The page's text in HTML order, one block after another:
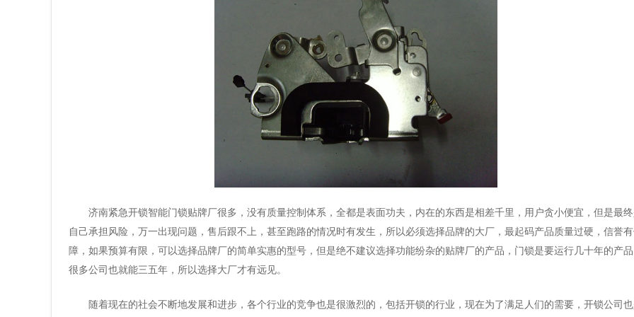
济南紧急开锁智能门锁贴牌厂很多，没有质量控制体系，全都是表面功夫，内在的东西是相差千里，用户贪小便宜，但是最
自己承担风险，万一出现问题，售后跟不上，甚至跑路的情况时有发生，所以必须选择品牌的大厂，最起码产品质量过硬，信誉
障，如果预算有限，可以选择品牌厂的简单实惠的型号，但是绝不建议选择功能纷杂的贴牌厂的产品，门锁是要运行几十年的产品
很多公司也就能三五年，所以选择大厂才有远见。
随着现在的社会不断地发展和进步，各个行业的竞争也是很激烈的，包括开锁的行业，现在为了满足人们的需要，开锁公司